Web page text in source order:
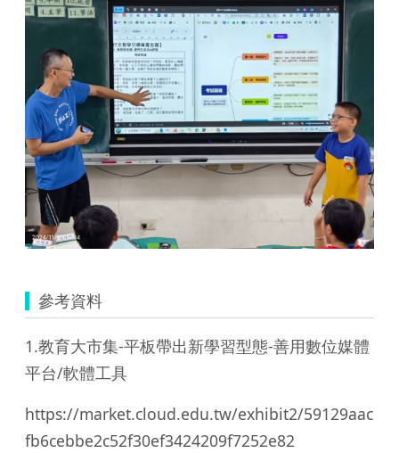
參考資料
1.教育大市集-平板帶出新學習型態-善用數位媒體
平台/軟體工具
https://market.cloud.edu.tw/exhibit2/59129aac
fb6cebbe2c52f30ef3424209f7252e82